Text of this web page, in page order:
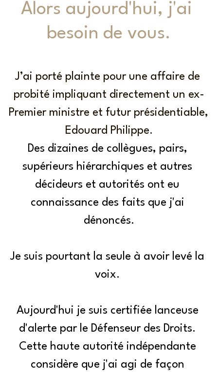
Alors aujourd'hui, j'ai
besoin de vous.
J’ai porté plainte pour une affaire de
probité impliquant directement un ex-
Premier ministre et futur présidentiable,
Edouard Philippe.
Des dizaines de collègues, pairs,
supérieurs hiérarchiques et autres
décideurs et autorités ont eu
connaissance des faits que j'ai
dénoncés.
Je suis pourtant la seule à avoir levé la
voix.
Aujourd'hui je suis certifiée lanceuse
d'alerte par le Défenseur des Droits.
Cette haute autorité indépendante
considère que j'ai agi de façon